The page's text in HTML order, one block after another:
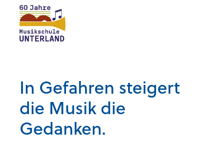
In Gefahren steigert
die Musik die
Gedanken.